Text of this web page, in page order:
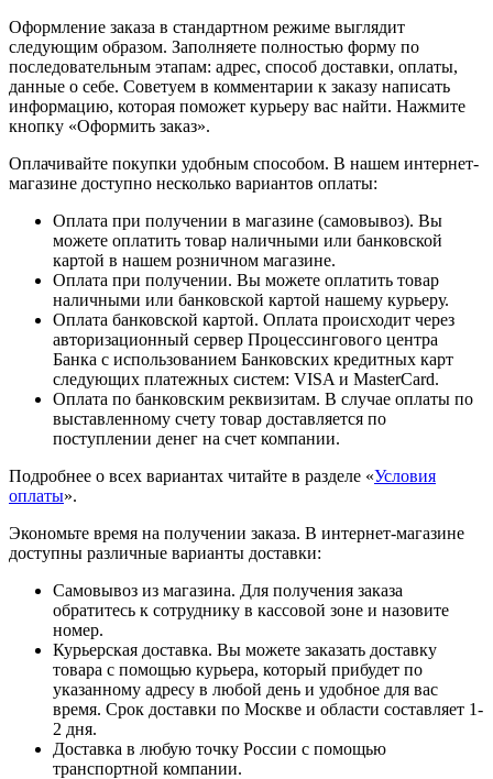
Оформление заказа в стандартном режиме выглядит
следующим образом. Заполняете полностью форму по
последовательным этапам: адрес, способ доставки, оплаты,
данные о себе. Советуем в комментарии к заказу написать
информацию, которая поможет курьеру вас найти. Нажмите
кнопку «Оформить заказ».
Оплачивайте покупки удобным способом. В нашем интернет-
магазине доступно несколько вариантов оплаты:
Оплата при получении в магазине (самовывоз). Вы
можете оплатить товар наличными или банковской
картой в нашем розничном магазине.
Оплата при получении. Вы можете оплатить товар
наличными или банковской картой нашему курьеру.
Оплата банковской картой. Оплата происходит через
авторизационный сервер Процессингового центра
Банка с использованием Банковских кредитных карт
следующих платежных систем: VISA и MasterCard.
Оплата по банковским реквизитам. В случае оплаты по
выставленному счету товар доставляется по
поступлении денег на счет компании.
Подробнее о всех вариантах читайте в разделе «Условия
оплаты».
Экономьте время на получении заказа. В интернет-магазине
доступны различные варианты доставки:
Самовывоз из магазина. Для получения заказа
обратитесь к сотруднику в кассовой зоне и назовите
номер.
Курьерская доставка. Вы можете заказать доставку
товара с помощью курьера, который прибудет по
указанному адресу в любой день и удобное для вас
время. Срок доставки по Москве и области составляет 1-
2 дня.
Доставка в любую точку России с помощью
транспортной компании.